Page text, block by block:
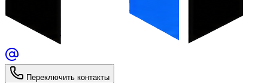
Переключить контакты